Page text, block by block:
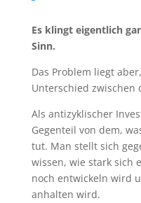
Es klingt eigentlich
Sinn.
Das Problem liegt
Unterschied zwischen
Als antizyklischer
Gegenteil von dem,
tut. Man stellt sich
wissen, wie stark sich
noch entwickeln wird
anhalten wird.